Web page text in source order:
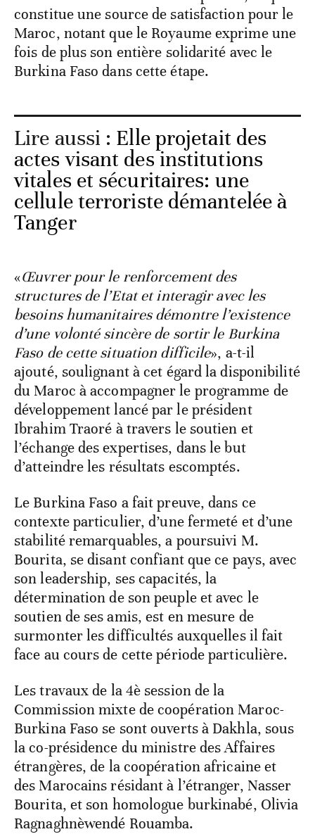
constitue une source de satisfaction pour le
Maroc, notant que le Royaume exprime une
fois de plus son entière solidarité avec le
Burkina Faso dans cette étape.
Lire aussi : Elle projetait des
actes visant des institutions
vitales et sécuritaires: une
cellule terroriste démantelée à
Tanger
«Œuvrer pour le renforcement des
structures de l’Etat et interagir avec les
besoins humanitaires démontre l’existence
d’une volonté sincère de sortir le Burkina
Faso de cette situation difficile», a-t-il
ajouté, soulignant à cet égard la disponibilité
du Maroc à accompagner le programme de
développement lancé par le président
Ibrahim Traoré à travers le soutien et
l’échange des expertises, dans le but
d’atteindre les résultats escomptés.
Le Burkina Faso a fait preuve, dans ce
contexte particulier, d’une fermeté et d’une
stabilité remarquables, a poursuivi M.
Bourita, se disant confiant que ce pays, avec
son leadership, ses capacités, la
détermination de son peuple et avec le
soutien de ses amis, est en mesure de
surmonter les difficultés auxquelles il fait
face au cours de cette période particulière.
Les travaux de la 4è session de la
Commission mixte de coopération Maroc-
Burkina Faso se sont ouverts à Dakhla, sous
la co-présidence du ministre des Affaires
étrangères, de la coopération africaine et
des Marocains résidant à l’étranger, Nasser
Bourita, et son homologue burkinabé, Olivia
Ragnaghnèwendé Rouamba.